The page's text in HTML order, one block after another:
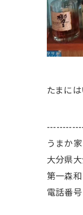
たまに
うまか
大分県
第一森
電話番